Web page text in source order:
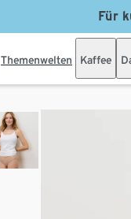
Für
Themenwelten Kaffee